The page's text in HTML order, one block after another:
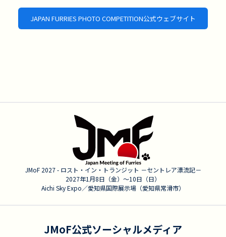
JAPAN FURRIES PHOTO COMPETITION公式ウェブサイト
JMoF 2027 - ロスト・イン・トランジット －セントレア漂流記－
2027年1月8日（金）〜10日（日）
Aichi Sky Expo／愛知県国際展示場（愛知県常滑市）
JMoF公式ソーシャルメディア